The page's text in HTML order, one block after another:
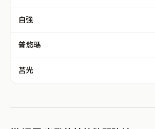
自強
普悠瑪
莒光